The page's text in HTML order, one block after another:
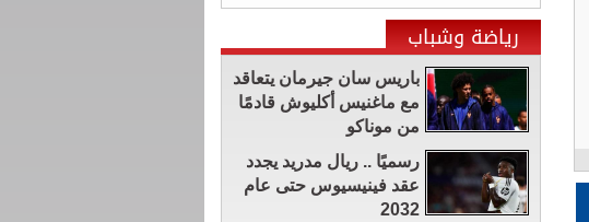
رياضة وشباب
باريس سان جيرمان يتعاقد
مع ماغنيس أكليوش قادمًا
من موناكو
رسميًا .. ريال مدريد يجدد
عقد فينيسيوس حتى عام
2032